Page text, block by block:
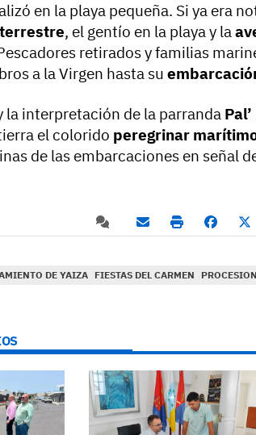
en la playa pequeña. Si ya era
, el gentío en la playa y la
retirados y familias
a la Virgen hasta su
la interpretación de la parranda
el colorido peregrinar
de las embarcaciones en señal
DE YAIZA FIESTAS DEL CARMEN